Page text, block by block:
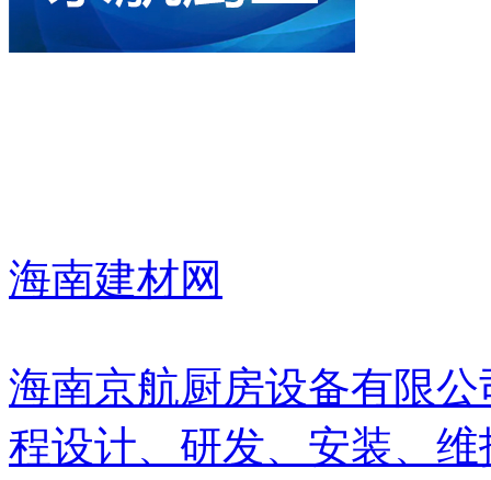
海南建材网
海南京航厨房设备有限
程设计、研发、安装、